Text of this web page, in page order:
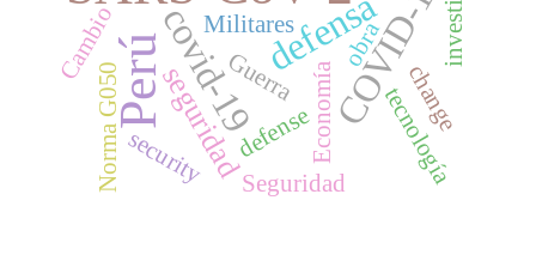
Perú COVID-19
covid-19defensa
seguridad
Militares
GuerraEconomía
Cambio
Seguridad tecnología
obra
Norma G050 change
security defense